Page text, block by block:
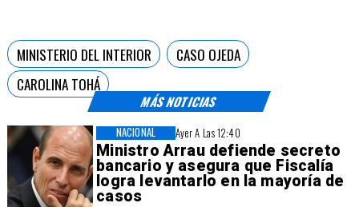
MÁS NOTICIAS
Ayer A Las 12:40
Ministro Arrau defiende secreto
bancario y asegura que Fiscalía
logra levantarlo en la mayoría de
casos
NACIONAL
MINISTERIO DEL INTERIOR
CASO OJEDA
CAROLINA TOHÁ